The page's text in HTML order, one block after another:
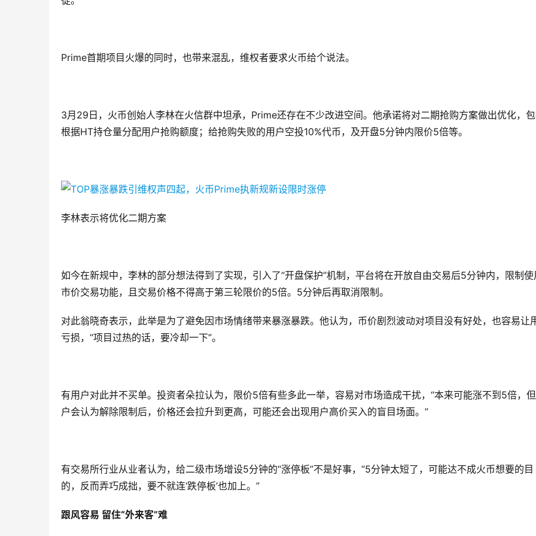
Prime首期项目火爆的同时，也带来混乱，维权者要求火币给个说法。
3月29日，火币创始人李林在火信群中坦承，Prime还存在不少改进空间。他承诺将对二期抢购方案做出优化，
根据HT持仓量分配用户抢购额度；给抢购失败的用户空投10%代币，及开盘5分钟内限价5倍等。
李林表示将优化二期方案
如今在新规中，李林的部分想法得到了实现，引入了“开盘保护”机制，平台将在开放自由交易后5分钟内，限制使
市价交易功能，且交易价格不得高于第三轮限价的5倍。5分钟后再取消限制。
对此翁晓奇表示，此举是为了避免因市场情绪带来暴涨暴跌。他认为，币价剧烈波动对项目没有好处，也容易让
亏损，“项目过热的话，要冷却一下”。
有用户对此并不买单。投资者朵拉认为，限价5倍有些多此一举，容易对市场造成干扰，“本来可能涨不到5倍，
户会认为解除限制后，价格还会拉升到更高，可能还会出现用户高价买入的盲目场面。”
有交易所行业从业者认为，给二级市场增设5分钟的“涨停板”不是好事，“5分钟太短了，可能达不成火币想要的目
的，反而弄巧成拙，要不就连‘跌停板’也加上。”
跟风容易 留住“外来客”难